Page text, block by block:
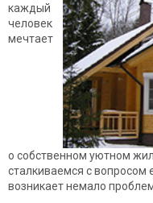
каждый
человек
мечтает
о собственном уютном
сталкиваемся с вопросом
возникает немало